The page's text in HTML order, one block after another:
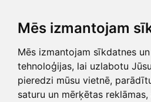
Mēs izmantojam
Mēs izmantojam sīkdatnes
tehnoloģijas, lai uzlabotu
pieredzi mūsu vietnē,
saturu un mērķētas